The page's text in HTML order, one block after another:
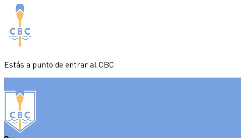
Estás a punto de entrar al CBC